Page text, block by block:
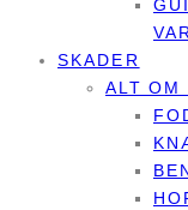
SKADER
ALT OM